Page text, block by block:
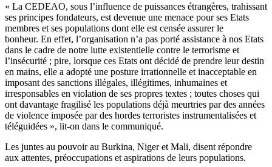
« La CEDEAO, sous l’influence de puissances étrangères, trahissant
ses principes fondateurs, est devenue une menace pour ses Etats
membres et ses populations dont elle est censée assurer le
bonheur. En effet, l’organisation n’a pas porté assistance à nos Etats
dans le cadre de notre lutte existentielle contre le terrorisme et
l’insécurité ; pire, lorsque ces Etats ont décidé de prendre leur destin
en mains, elle a adopté une posture irrationnelle et inacceptable en
imposant des sanctions illégales, illégitimes, inhumaines et
irresponsables en violation de ses propres textes ; toutes choses qui
ont davantage fragilisé les populations déjà meurtries par des années
de violence imposée par des hordes terroristes instrumentalisées et
téléguidées », lit-on dans le communiqué.
Les juntes au pouvoir au Burkina, Niger et Mali, disent répondre
aux attentes, préoccupations et aspirations de leurs populations.